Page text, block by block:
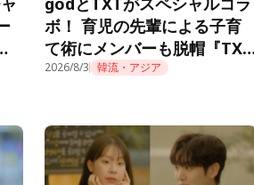
ボ！ 育児の先輩による子育
て術にメンバーも脱帽『TXT
の育児日記』第10話
2026/8/3 韓流・アジア